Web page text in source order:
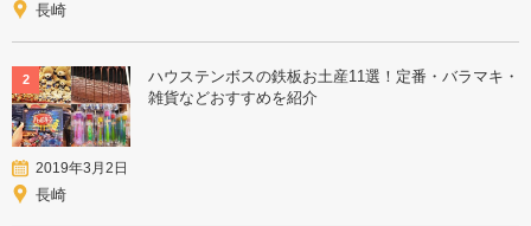
長崎
2
ハウステンボスの鉄板お土産11選！定番・バラマキ・
雑貨などおすすめを紹介
2019年3月2日
長崎